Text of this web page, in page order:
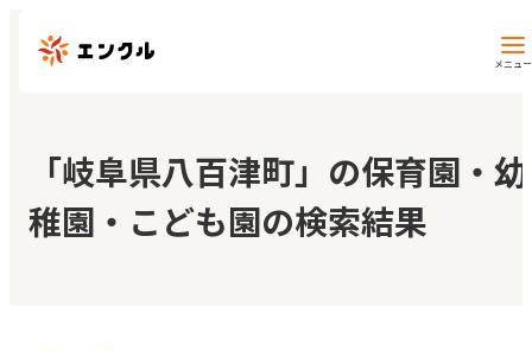
メニュー
保育園・幼稚園を探す
地図から探す
「岐阜県八百津町」の保育園・幼
稚園・こども園の検索結果